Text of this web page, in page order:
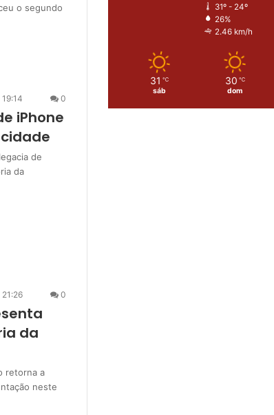
o segundo
0
iPhone
de
da
0
da
retorna a
neste
31º - 24º
26%
2.46 km/h
31 ℃
sáb
30 ℃
dom